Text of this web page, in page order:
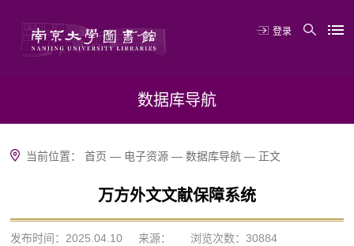
登录
数据库导航
当前位置：首页 — 电子资源 —数据库导航 — 正文
万方外文文献保障系统
发布时间：2025.04.10 来源： 浏览次数：30884